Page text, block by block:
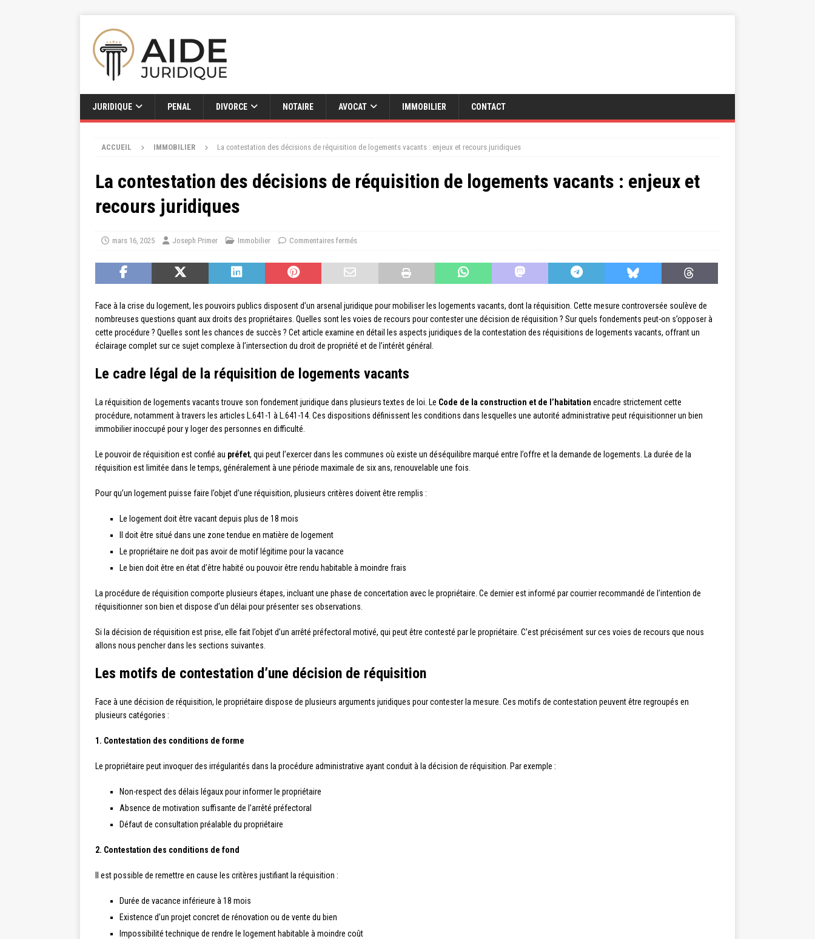
JURIDIQUE PENAL DIVORCE NOTAIRE AVOCAT IMMOBILIER CONTACT
ACCUEIL IMMOBILIER La contestation des décisions de réquisition de logements vacants : enjeux et recours juridiques
La contestation des décisions de réquisition de logements vacants : enjeux et
recours juridiques
mars 16, 2025 Joseph Primer Immobilier Commentaires fermés
Face à la crise du logement, les pouvoirs publics disposent d’un arsenal juridique pour mobiliser les logements vacants, dont la réquisition. Cette mesure controversée soulève de
nombreuses questions quant aux droits des propriétaires. Quelles sont les voies de recours pour contester une décision de réquisition ? Sur quels fondements peut-on s’opposer à
cette procédure ? Quelles sont les chances de succès ? Cet article examine en détail les aspects juridiques de la contestation des réquisitions de logements vacants, offrant un
éclairage complet sur ce sujet complexe à l’intersection du droit de propriété et de l’intérêt général.
Le cadre légal de la réquisition de logements vacants
La réquisition de logements vacants trouve son fondement juridique dans plusieurs textes de loi. Le Code de la construction et de l’habitation encadre strictement cette
procédure, notamment à travers les articles L.641-1 à L.641-14. Ces dispositions définissent les conditions dans lesquelles une autorité administrative peut réquisitionner un bien
immobilier inoccupé pour y loger des personnes en difficulté.
Le pouvoir de réquisition est confié au préfet, qui peut l’exercer dans les communes où existe un déséquilibre marqué entre l’offre et la demande de logements. La durée de la
réquisition est limitée dans le temps, généralement à une période maximale de six ans, renouvelable une fois.
Pour qu’un logement puisse faire l’objet d’une réquisition, plusieurs critères doivent être remplis :
Le logement doit être vacant depuis plus de 18 mois
Il doit être situé dans une zone tendue en matière de logement
Le propriétaire ne doit pas avoir de motif légitime pour la vacance
Le bien doit être en état d’être habité ou pouvoir être rendu habitable à moindre frais
La procédure de réquisition comporte plusieurs étapes, incluant une phase de concertation avec le propriétaire. Ce dernier est informé par courrier recommandé de l’intention de
réquisitionner son bien et dispose d’un délai pour présenter ses observations.
Si la décision de réquisition est prise, elle fait l’objet d’un arrêté préfectoral motivé, qui peut être contesté par le propriétaire. C’est précisément sur ces voies de recours que nous
allons nous pencher dans les sections suivantes.
Les motifs de contestation d’une décision de réquisition
Face à une décision de réquisition, le propriétaire dispose de plusieurs arguments juridiques pour contester la mesure. Ces motifs de contestation peuvent être regroupés en
plusieurs catégories :
1. Contestation des conditions de forme
Le propriétaire peut invoquer des irrégularités dans la procédure administrative ayant conduit à la décision de réquisition. Par exemple :
Non-respect des délais légaux pour informer le propriétaire
Absence de motivation suffisante de l’arrêté préfectoral
Défaut de consultation préalable du propriétaire
2. Contestation des conditions de fond
Il est possible de remettre en cause les critères justifiant la réquisition :
Durée de vacance inférieure à 18 mois
Existence d’un projet concret de rénovation ou de vente du bien
Impossibilité technique de rendre le logement habitable à moindre coût